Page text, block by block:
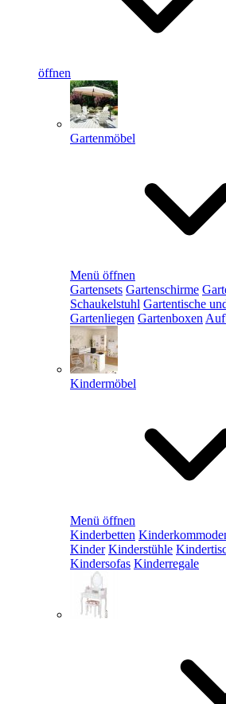
öffnen
Gartenmöbel
Menü öffnen
Gartensets Gartenschirme
Schaukelstuhl Gartentische
Gartenliegen Gartenboxen
Kindermöbel
Menü öffnen
Kinderbetten
Kinder Kinderstühle
Kindersofas Kinderregale